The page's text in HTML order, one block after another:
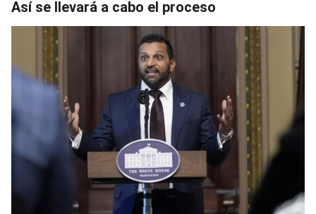
Así se llevará a cabo el proceso